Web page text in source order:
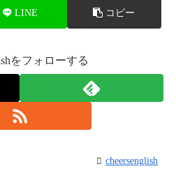
LINE コピー
をフォローする
cheersenglish